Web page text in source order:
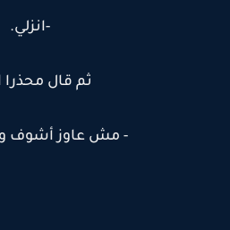
-انزلي.
ثم قال محذرا
- مش عاوز أشوف